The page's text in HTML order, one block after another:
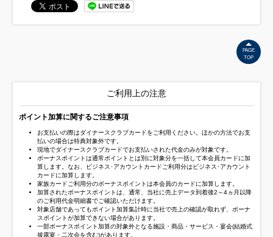
PAGE
TOP
ご利用上の注意
ポイント加算に関するご注意事項
お支払いの際はダイナースクラブカードをご利用ください。ほかの方法でお支
払いの場合は特典対象外です。
現地でダイナースクラブカードでお支払いされた代金のみが対象です。
ボーナスポイントは通常ポイントとは別に対象分を一括して本会員カードに加
算します。なお、ビジネス･アカウントカードご利用分はビジネス･アカウント
カードに加算します。
家族カードご利用分のボーナスポイントは本会員のカードに加算します。
加算されたボーナスポイントは、通常、当社に売上データ到着後2～4ヵ月以降
のご利用代金明細書でご確認いただけます。
対象店舗であってもポイント加算集計時に当社で売上の確認が取れず、ボーナ
スポイントが加算できない場合があります。
一部ボーナスポイント加算の対象外となる施設・商品・サービス・宴会(結婚式
披露宴・二次会を含む)があります。